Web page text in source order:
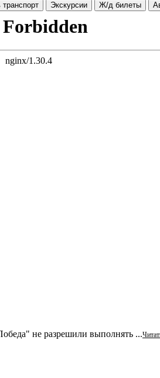
транспорт Экскурсии Ж/д билеты
не разрешили выполнять ...